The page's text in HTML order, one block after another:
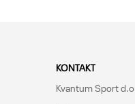
KONTAKT
Kvantum Sport